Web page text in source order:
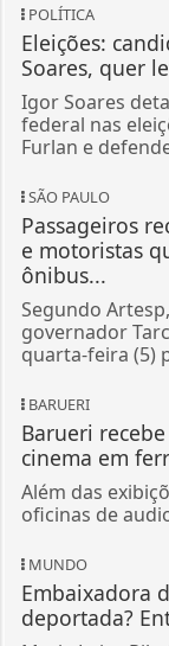
POLÍTICA
Eleições:
Soares, quer
Igor Soares
federal nas
Furlan e
SÃO PAULO
Passageiros
e motoristas
ônibus...
Segundo
governador
quarta-feira (5)
BARUERI
Barueri
cinema em
Além das
oficinas de
MUNDO
Embaixadora
deportada?